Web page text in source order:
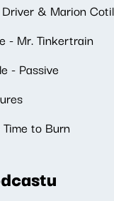
& Marion
- Mr. Tinkertrain
- Passive
to Burn